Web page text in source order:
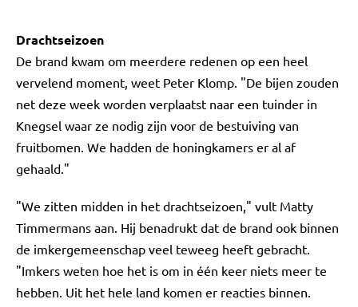
Drachtseizoen
De brand kwam om meerdere redenen op een heel
vervelend moment, weet Peter Klomp. "De bijen zouden
net deze week worden verplaatst naar een tuinder in
Knegsel waar ze nodig zijn voor de bestuiving van
fruitbomen. We hadden de honingkamers er al af
gehaald."
"We zitten midden in het drachtseizoen," vult Matty
Timmermans aan. Hij benadrukt dat de brand ook binnen
de imkergemeenschap veel teweeg heeft gebracht.
"Imkers weten hoe het is om in één keer niets meer te
hebben. Uit het hele land komen er reacties binnen.